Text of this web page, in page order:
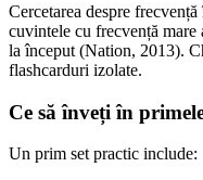
Cercetarea despre
cuvintele cu frecvență mare
la început (Nation, 2013).
flashcarduri izolate.
Ce să înveți în
Un prim set practic include: